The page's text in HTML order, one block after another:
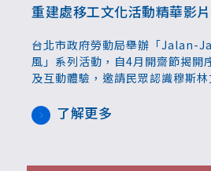
重建處移工文化活動精華影
台北市政府勞動局舉辦「Jalan-
風」系列活動，自4月開齋節揭開
及互動體驗，邀請民眾認識穆斯
在地生活，共吸引逾百人參與。精
了解更多